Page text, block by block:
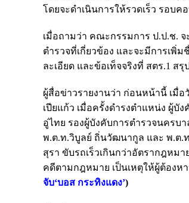
โดยจะดำเนินการให้รวดเร็ว รอบค
เมื่อถามว่า คณะกรรมการ ป.ป.ช.
ตำรวจที่เกี่ยวข้อง และจะมีการเพิ่
ละเอียด และข้อเท็จจริงที่ สตร.1 ส
ผู้สื่อข่าวรายงานว่า ก่อนหน้านี้ เมื่
เปียแก้ว เมื่อครั้งดำรงตำแหน่ง ผู้บั
อู่ไทย รองผู้บังคับการตำรวจนครบ
พ.ต.ท.วิบูลย์ ถิ่นวัฒนากูล และ พ.ต.
สุรา ขับรถเร็วเกินกว่าอัตรากฎหม
คดีตามกฎหมาย เป็นเหตุให้ผู้ต้องห
จับ‘บอส กระทิงแดง’)